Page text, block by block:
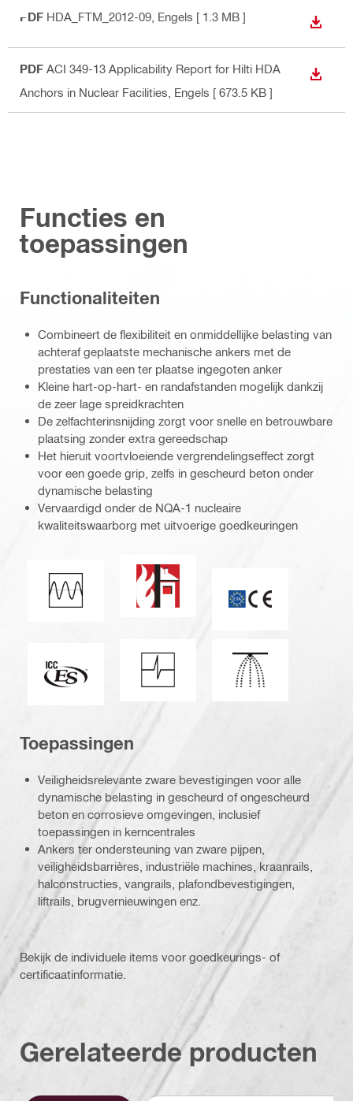
PDF HDA_FTM_2012-09 , Engels [ 1.3 MB ]
PDF ACI 349-13 Applicability Report for Hilti HDA
Anchors in Nuclear Facilities , Engels [ 673.5 KB ]
Functies en
toepassingen
Functionaliteiten
Combineert de flexibiliteit en onmiddellijke belasting van
achteraf geplaatste mechanische ankers met de
prestaties van een ter plaatse ingegoten anker
Kleine hart-op-hart- en randafstanden mogelijk dankzij
de zeer lage spreidkrachten
De zelfachterinsnijding zorgt voor snelle en betrouwbare
plaatsing zonder extra gereedschap
Het hieruit voortvloeiende vergrendelingseffect zorgt
voor een goede grip, zelfs in gescheurd beton onder
dynamische belasting
Vervaardigd onder de NQA-1 nucleaire
kwaliteitswaarborg met uitvoerige goedkeuringen
VermoeiingsbelastingVuurbestendigheid
ICC-ES_Mark (132527)SchokbestendigheidVdS (62138)
Toepassingen
Veiligheidsrelevante zware bevestigingen voor alle
dynamische belasting in gescheurd of ongescheurd
beton en corrosieve omgevingen, inclusief
toepassingen in kerncentrales
Ankers ter ondersteuning van zware pijpen,
veiligheidsbarrières, industriële machines, kraanrails,
halconstructies, vangrails, plafondbevestigingen,
liftrails, brugvernieuwingen enz.
Bekijk de individuele items voor goedkeurings- of
certificaatinformatie.
Gerelateerde producten